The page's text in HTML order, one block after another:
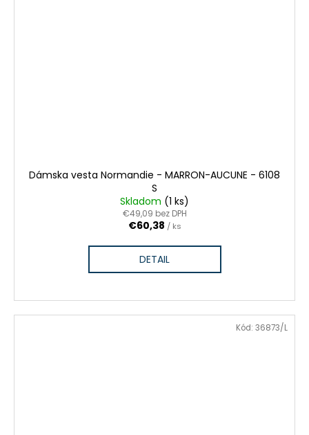
Dámska vesta Normandie - MARRON-AUCUNE - 6108
S
Skladom (1 ks)
€49,09 bez DPH
€60,38 / ks
DETAIL
Kód: 36873/L